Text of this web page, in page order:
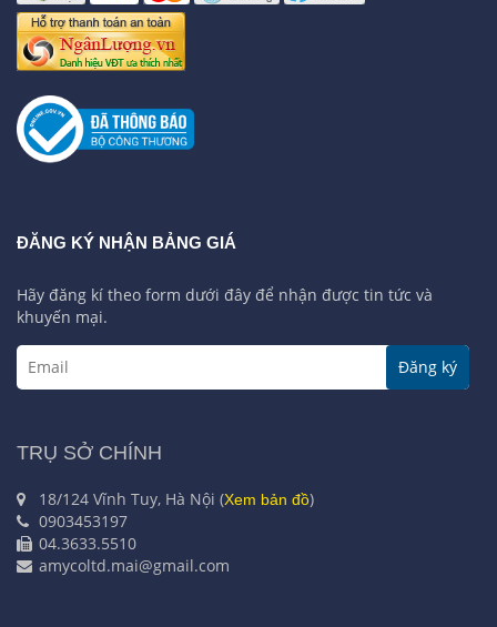
ĐĂNG KÝ NHẬN BẢNG GIÁ
Hãy đăng kí theo form dưới đây để nhận được tin tức và
khuyến mại.
Đăng ký
TRỤ SỞ CHÍNH
18/124 Vĩnh Tuy, Hà Nội (Xem bản đồ)
0903453197
04.3633.5510
amycoltd.mai@gmail.com